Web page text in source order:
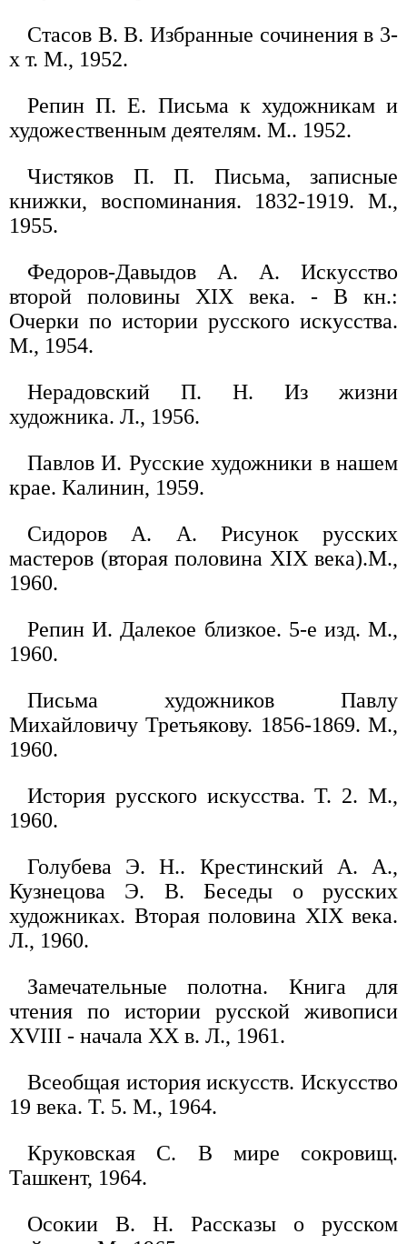
Стасов В. В. Избранные сочинения в 3-
х т. М., 1952.
Репин П. Е. Письма к художникам и
художественным деятелям. М.. 1952.
Чистяков П. П. Письма, записные
книжки, воспоминания. 1832-1919. М.,
1955.
Федоров-Давыдов А. А. Искусство
второй половины XIX века. - В кн.:
Очерки по истории русского искусства.
М., 1954.
Нерадовский П. Н. Из жизни
художника. Л., 1956.
Павлов И. Русские художники в нашем
крае. Калинин, 1959.
Сидоров А. А. Рисунок русских
мастеров (вторая половина XIX века).М.,
1960.
Репин И. Далекое близкое. 5-е изд. М.,
1960.
Письма художников Павлу
Михайловичу Третьякову. 1856-1869. М.,
1960.
История русского искусства. Т. 2. М.,
1960.
Голубева Э. Н.. Крестинский А. А.,
Кузнецова Э. В. Беседы о русских
художниках. Вторая половина XIX века.
Л., 1960.
Замечательные полотна. Книга для
чтения по истории русской живописи
XVIII - начала XX в. Л., 1961.
Всеобщая история искусств. Искусство
19 века. Т. 5. М., 1964.
Круковская С. В мире сокровищ.
Ташкент, 1964.
Осокии В. Н. Рассказы о русском